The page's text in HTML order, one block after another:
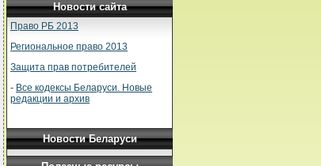
Новости сайта
Право РБ 2013
Региональное право 2013
Защита прав потребителей
- Все кодексы Беларуси. Новые
редакции и архив
Новости Беларуси